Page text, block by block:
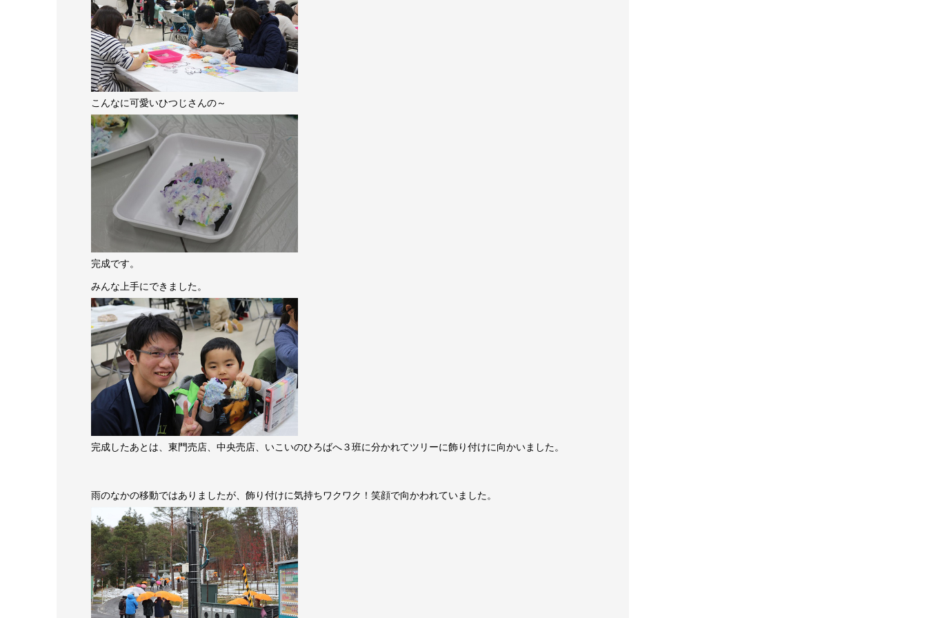
こんなに可愛いひつじさんの～
完成です。
みんな上手にできました。
完成したあとは、東門売店、中央売店、いこいのひろばへ３班に分かれてツリーに飾り付けに向かいました。
雨のなかの移動ではありましたが、飾り付けに気持ちワクワク！笑顔で向かわれていました。